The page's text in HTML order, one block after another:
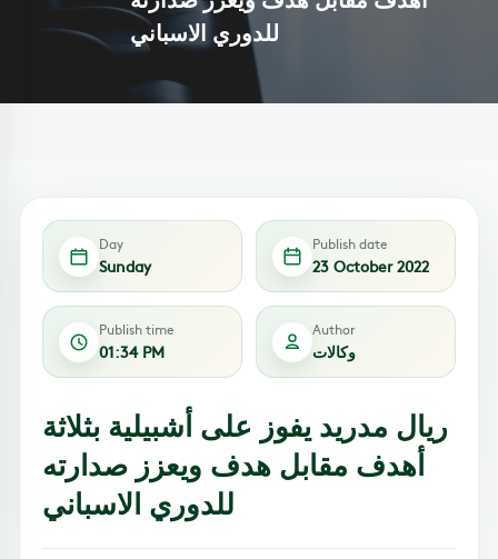
للدوري الاسباني
Day
Sunday
Publish date
23 October 2022
Publish time
01:34 PM
Author
وكالات
ريال مدريد يفوز على أشبيلية بثلاثة
أهدف مقابل هدف ويعزز صدارته
للدوري الاسباني